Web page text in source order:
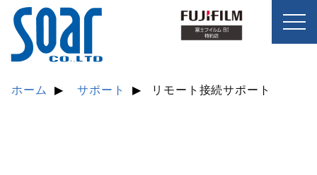
ホーム サポート リモート接続サポート